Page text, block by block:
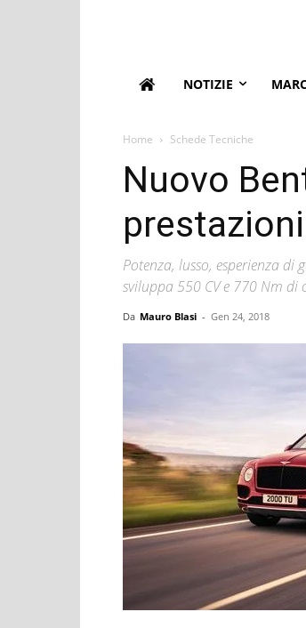
NOTIZIE
Home Schede Tecniche
Nuovo
Potenza, lusso, esperienza
sviluppa 550 CV e 770 Nm di
Da Mauro Blasi - Gen 24, 2018